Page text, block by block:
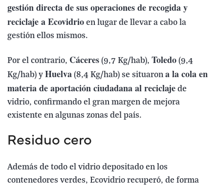
gestión directa de sus operaciones de recogida y
reciclaje a Ecovidrio en lugar de llevar a cabo la
gestión ellos mismos.
Por el contrario, Cáceres (9,7 Kg/hab), Toledo (9,4
Kg/hab) y Huelva (8,4 Kg/hab) se situaron a la cola en
materia de aportación ciudadana al reciclaje de
vidrio, confirmando el gran margen de mejora
existente en algunas zonas del país.
Residuo cero
Además de todo el vidrio depositado en los
contenedores verdes, Ecovidrio recuperó, de forma